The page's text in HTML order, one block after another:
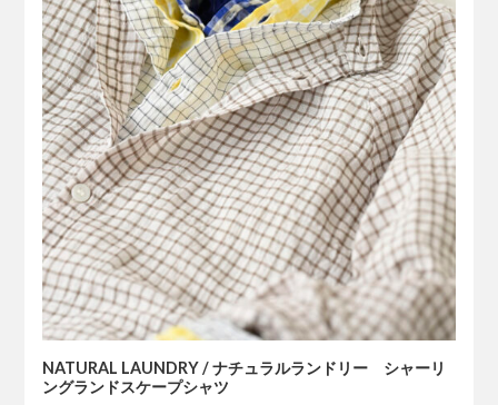
NATURAL LAUNDRY / ナチュラルランドリー シャーリ
ングランドスケープシャツ